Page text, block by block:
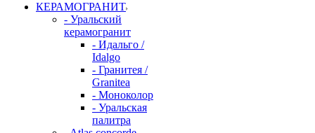
КЕРАМОГРАНИТ
- Уральский
керамогранит
- Идальго /
Idalgo
- Гранитея /
Granitea
- Моноколор
- Уральская
палитра